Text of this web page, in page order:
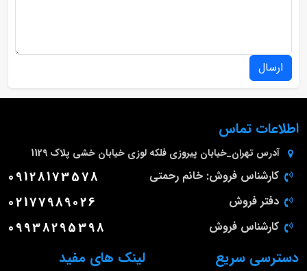
ارسال
لینک های مفید دسترسی سریع
اطلاعات تماس
آدرس تهران_خیابان پیروزی فلکه لوزی خیابان خشی پلاک 1129
کارشناس فروش: خانم رحمتی 09128173578
دفتر فروش 02177989026
کارشناس فروش 09938295398